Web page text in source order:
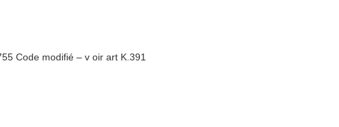
Code modifié – v oir art K.391